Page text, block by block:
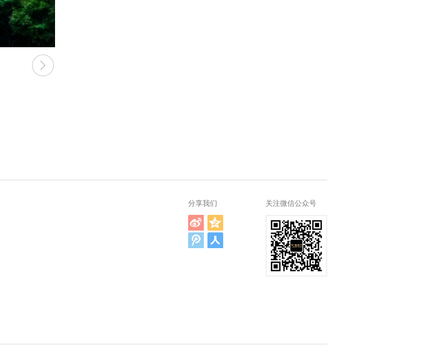
分享我们 关注微信公众号